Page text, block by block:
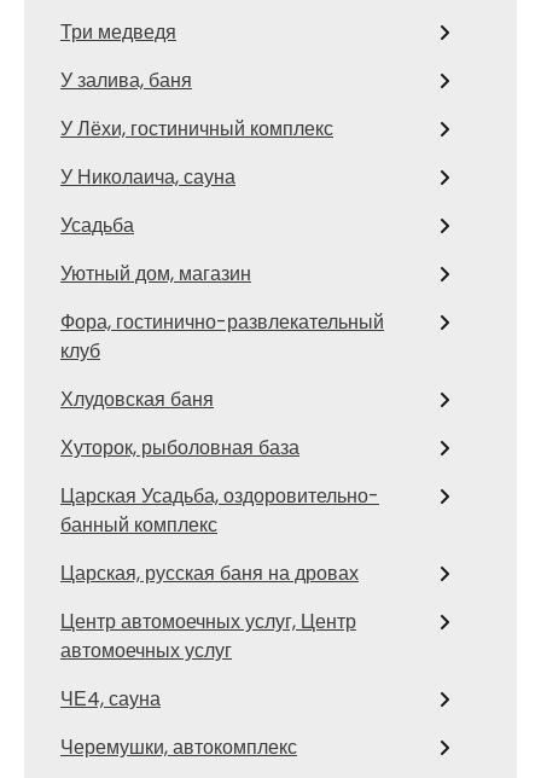
Три медведя
У залива, баня
У Лёхи, гостиничный комплекс
У Николаича, сауна
Усадьба
Уютный дом, магазин
Фора, гостинично-развлекательный
клуб
Хлудовская баня
Хуторок, рыболовная база
Царская Усадьба, оздоровительно-
банный комплекс
Царская, русская баня на дровах
Центр автомоечных услуг, Центр
автомоечных услуг
ЧЕ4, сауна
Черемушки, автокомплекс